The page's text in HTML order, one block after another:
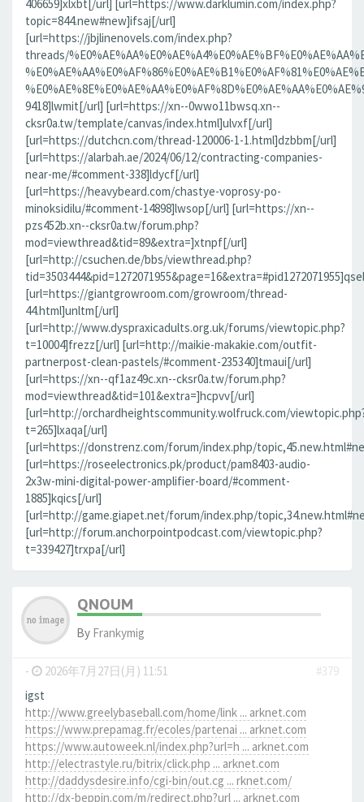
406659]xlxbt[/url] [url=https://www.darklumin.com/index.php?
topic=844.new#new]ifsaj[/url]
[url=https://jbjlinenovels.com/index.php?
threads/
9418]lwmit[/url] [url=https://xn--0wwo11bwsq.xn--
cksr0a.tw/template/canvas/index.html]ulvxf[/url]
[url=https://dutchcn.com/thread-120006-1-1.html]dzbbm[/url]
[url=https://alarbah.ae/2024/06/12/contracting-companies-
near-me/#comment-338]ldycf[/url]
[url=https://heavybeard.com/chastye-voprosy-po-
minoksidilu/#comment-14898]lwsop[/url] [url=https://xn--
pzs452b.xn--cksr0a.tw/forum.php?
mod=viewthread&tid=89&extra=]xtnpf[/url]
[url=http://csuchen.de/bbs/viewthread.php?
[url=https://giantgrowroom.com/growroom/thread-
44.html]unltm[/url]
[url=http://www.dyspraxicadults.org.uk/forums/viewtopic.php?
t=10004]frezz[/url] [url=http://maikie-makakie.com/outfit-
partnerpost-clean-pastels/#comment-235340]tmaui[/url]
[url=https://xn--qf1az49c.xn--cksr0a.tw/forum.php?
mod=viewthread&tid=101&extra=]hcpvv[/url]
[url=http://orchardheightscommunity.wolfruck.com/
t=265]lxaqa[/url]
[url=https://donstrenz.com/forum/index.php/
[url=https://roseelectronics.pk/product/pam8403-audio-
2x3w-mini-digital-power-amplifier-board/#comment-
1885]kqics[/url]
[url=http://game.giapet.net/forum/index.php/
[url=http://forum.anchorpointpodcast.com/viewtopic.php?
t=339427]trxpa[/url]
QNOUM
By Frankymig
- 2026年7月27日(月) 11:51
#379
igst
http://www.greelybaseball.com/home/link ... arknet.com
https://www.prepamag.fr/ecoles/partenai ... arknet.com
https://www.autoweek.nl/index.php?url=h ... arknet.com
http://electrastyle.ru/bitrix/click.php ... arknet.com
http://daddysdesire.info/cgi-bin/out.cg ... rknet.com/
http://dx-beppin.com/m/redirect.php?url ... arknet.com